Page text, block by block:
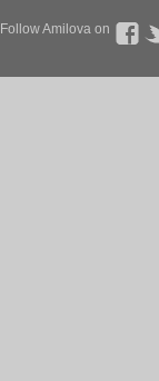
Follow Amilova on